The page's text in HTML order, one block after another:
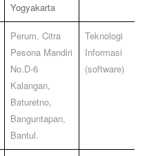
Yogyakarta
Perum. Citra
Pesona Mandiri
No.D-6
Kalangan,
Baturetno,
Banguntapan,
Bantul.
Teknologi
Informasi
(software)